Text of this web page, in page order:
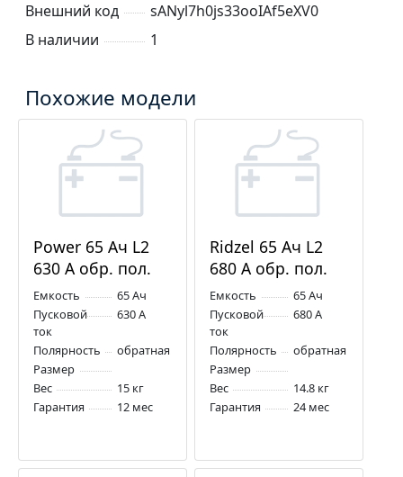
Внешний код
sANyl7h0js33ooIAf5eXV0
В наличии
1
Похожие модели
Power 65 Ач L2
630 А обр. пол.
Емкость
65 Ач
Пусковой
ток
630 А
Полярность
обратная
Размер
Вес
15 кг
Гарантия
12 мес
Ridzel 65 Ач L2
680 А обр. пол.
Емкость
65 Ач
Пусковой
ток
680 А
Полярность
обратная
Размер
Вес
14.8 кг
Гарантия
24 мес